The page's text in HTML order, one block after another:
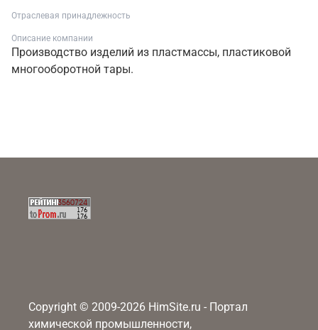
Отраслевая принадлежность
Описание компании
Производство изделий из пластмассы, пластиковой
многооборотной тары.
Copyright © 2009-2026 HimSite.ru - Портал
химической промышленности,